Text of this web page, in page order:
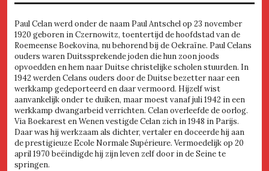
Paul Celan werd onder de naam Paul Antschel op 23 november
1920 geboren in Czernowitz, toentertijd de hoofdstad van de
Roemeense Boekovina, nu behorend bij de Oekraïne. Paul Celans
ouders waren Duitssprekende joden die hun zoon joods
opvoedden en hem naar Duitse christelijke scholen stuurden. In
1942 werden Celans ouders door de Duitse bezetter naar een
werkkamp gedeporteerd en daar vermoord. Hijzelf wist
aanvankelijk onder te duiken, maar moest vanaf juli 1942 in een
werkkamp dwangarbeid verrichten. Celan overleefde de oorlog.
Via Boekarest en Wenen vestigde Celan zich in 1948 in Parijs.
Daar was hij werkzaam als dichter, vertaler en doceerde hij aan
de prestigieuze Ecole Normale Supérieure. Vermoedelijk op 20
april 1970 beëindigde hij zijn leven zelf door in de Seine te
springen.